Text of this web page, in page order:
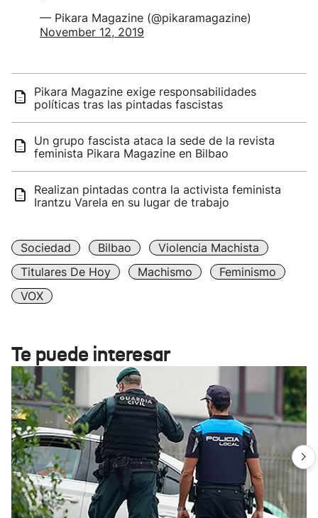
— Pikara Magazine (@pikaramagazine)
November 12, 2019
Pikara Magazine exige responsabilidades
políticas tras las pintadas fascistas
Un grupo fascista ataca la sede de la revista
feminista Pikara Magazine en Bilbao
Realizan pintadas contra la activista feminista
Irantzu Varela en su lugar de trabajo
Sociedad Bilbao
Violencia Machista
Titulares De Hoy
Machismo
Feminismo
VOX
Te puede interesar